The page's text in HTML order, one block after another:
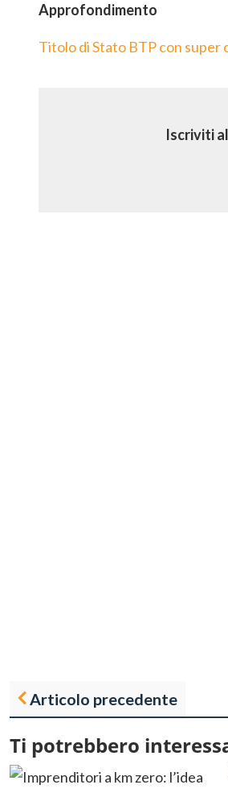
Approfondimento
Titolo di Stato BTP con
Iscriviti
Articolo precedente
Ti potrebbero